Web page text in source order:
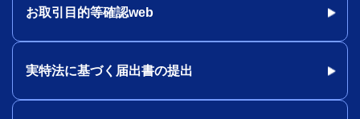
お取引目的等確認web
実特法に基づく届出書の提出